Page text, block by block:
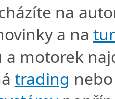
na
a na
a motorek
trading